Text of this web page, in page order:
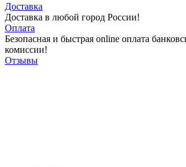
Доставка
Доставка в любой город России!
Оплата
Безопасная и быстрая online оплата
комиссии!
Отзывы